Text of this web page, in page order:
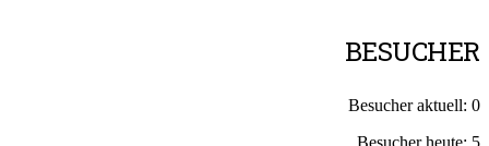
BESUCHER
Besucher aktuell: 0